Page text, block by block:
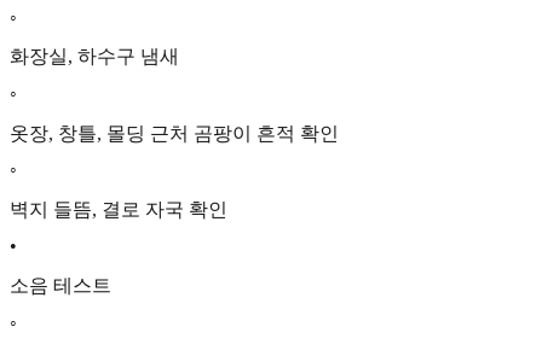
◦
화장실, 하수구 냄새
◦
옷장, 창틀, 몰딩 근처 곰팡이 흔적 확인
◦
벽지 들뜸, 결로 자국 확인
•
소음 테스트
◦